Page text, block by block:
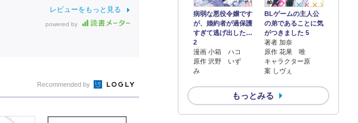
レビューをもっと見る
powered by
病弱な悪役令嬢です
が、婚約者が過保護
すぎて逃げ出した…
2
漫画 小箱 ハコ
原作 沢野 いず
み
BLゲームの主人公
の弟であることに気
がつきました 5
著者 加奈
原作 花果 唯
キャラクター原
案 しヴぇ
もっとみる
Recommended by